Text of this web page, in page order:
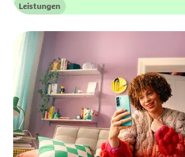
Kategorie
Leistungen